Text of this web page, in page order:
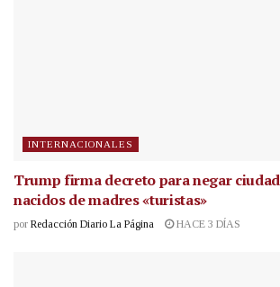
INTERNACIONALES
Trump firma decreto para negar
nacidos de madres «turistas»
por Redacción Diario La Página HACE 3 DÍAS